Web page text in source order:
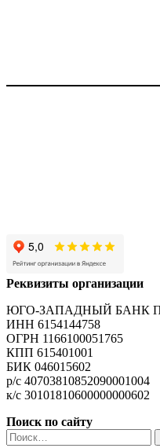
Реквизиты организации
ЮГО-ЗАПАДНЫЙ БАНК
ИНН 6154144758
ОГРН 1166100051765
КПП 615401001
БИК 046015602
р/с 40703810852090001004
к/с 30101810600000000602
Поиск по сайту
Найти: